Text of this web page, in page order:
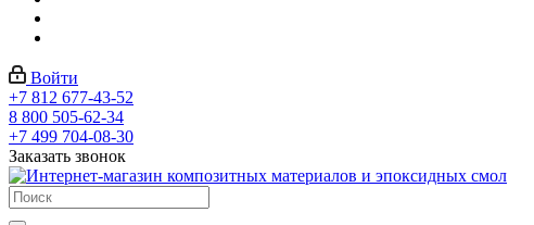
Войти
+7 812 677-43-52
8 800 505-62-34
+7 499 704-08-30
Заказать звонок